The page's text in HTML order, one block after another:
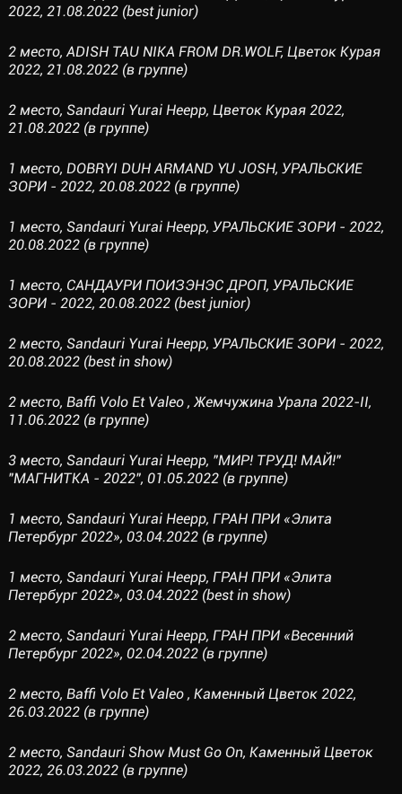
2022, 21.08.2022 (best junior)
2 место, ADISH TAU NIKA FROM DR.WOLF, Цветок Курая
2022, 21.08.2022 (в группе)
2 место, Sandauri Yurai Heepp, Цветок Курая 2022,
21.08.2022 (в группе)
1 место, DOBRYI DUH ARMAND YU JOSH, УРАЛЬСКИЕ
ЗОРИ - 2022, 20.08.2022 (в группе)
1 место, Sandauri Yurai Heepp, УРАЛЬСКИЕ ЗОРИ - 2022,
20.08.2022 (в группе)
1 место, САНДАУРИ ПОИЗЭНЭС ДРОП, УРАЛЬСКИЕ
ЗОРИ - 2022, 20.08.2022 (best junior)
2 место, Sandauri Yurai Heepp, УРАЛЬСКИЕ ЗОРИ - 2022,
20.08.2022 (best in show)
2 место, Baffi Volo Et Valeo , Жемчужина Урала 2022-II,
11.06.2022 (в группе)
3 место, Sandauri Yurai Heepp, "МИР! ТРУД! МАЙ!"
"МАГНИТКА - 2022", 01.05.2022 (в группе)
1 место, Sandauri Yurai Heepp, ГРАН ПРИ «Элита
Петербург 2022», 03.04.2022 (в группе)
1 место, Sandauri Yurai Heepp, ГРАН ПРИ «Элита
Петербург 2022», 03.04.2022 (best in show)
2 место, Sandauri Yurai Heepp, ГРАН ПРИ «Весенний
Петербург 2022», 02.04.2022 (в группе)
2 место, Baffi Volo Et Valeo , Каменный Цветок 2022,
26.03.2022 (в группе)
2 место, Sandauri Show Must Go On, Каменный Цветок
2022, 26.03.2022 (в группе)